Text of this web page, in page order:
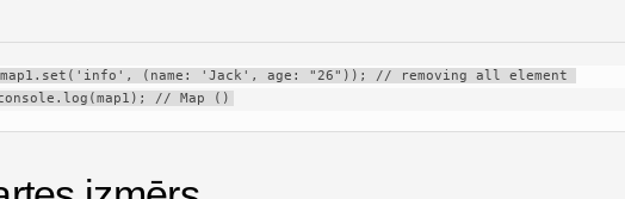
map1.set('info', (name: 'Jack', age: "26")); // removing all element
// Map ()